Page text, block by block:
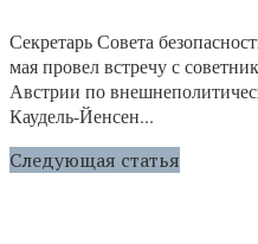
Секретарь Совета
мая провел встречу с
Австрии по
Каудель-Йенсен...
Следующая статья